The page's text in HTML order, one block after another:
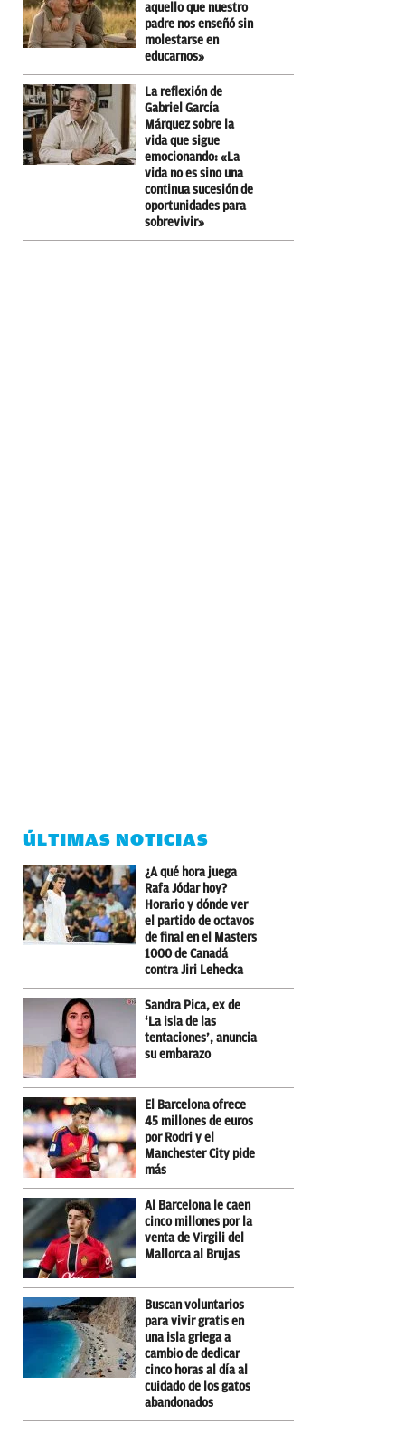
aquello que nuestro
padre nos enseñó sin
molestarse en
educarnos»
La reflexión de
Gabriel García
Márquez sobre la
vida que sigue
emocionando: «La
vida no es sino una
continua sucesión de
oportunidades para
sobrevivir»
ÚLTIMAS NOTICIAS
¿A qué hora juega
Rafa Jódar hoy?
Horario y dónde ver
el partido de octavos
de final en el Masters
1000 de Canadá
contra Jiri Lehecka
Sandra Pica, ex de
‘La isla de las
tentaciones’, anuncia
su embarazo
El Barcelona ofrece
45 millones de euros
por Rodri y el
Manchester City pide
más
Al Barcelona le caen
cinco millones por la
venta de Virgili del
Mallorca al Brujas
Buscan voluntarios
para vivir gratis en
una isla griega a
cambio de dedicar
cinco horas al día al
cuidado de los gatos
abandonados